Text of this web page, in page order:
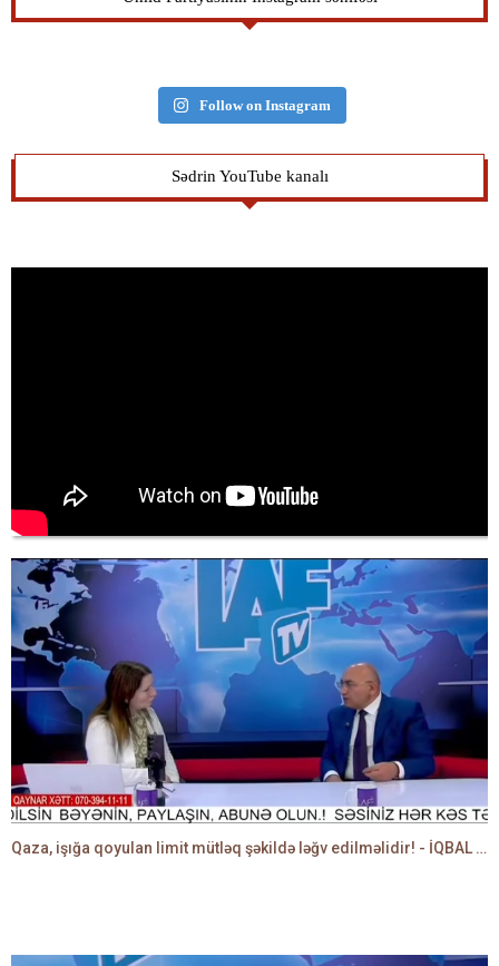
Follow on Instagram
Sədrin YouTube kanalı
Qaza, işığa qoyulan limit mütləq şəkildə ləğv edilməlidir! - İQBAL AĞAZADƏ